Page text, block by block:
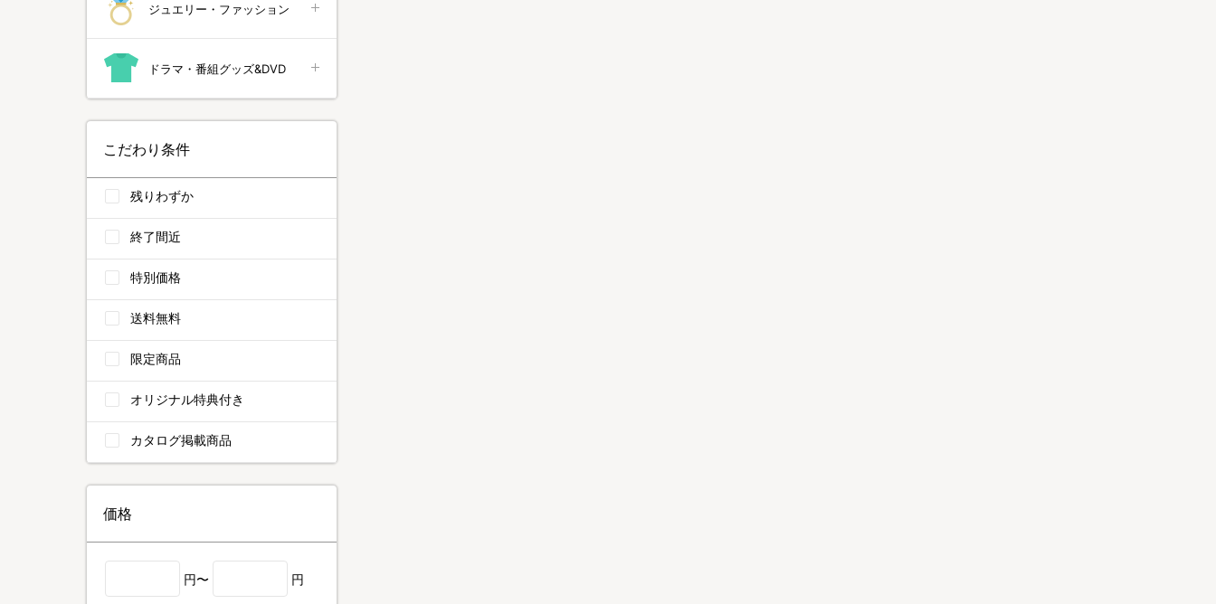
ジュエリー・ファッション
ドラマ・番組グッズ&DVD
こだわり条件
残りわずか
終了間近
特別価格
送料無料
限定商品
オリジナル特典付き
カタログ掲載商品
価格
円〜 円